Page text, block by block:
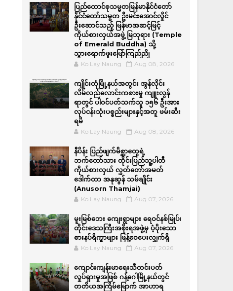
ပြည်ထောင်စုသမ္မတမြန်မာနိုင်ငံတော်
နိုင်ငံတော်သမ္မတ ဦးမင်းအောင်လှိုင်
ဦးဆောင်သည့် မြန်မာအဆင့်မြင့်
ကိုယ်စားလှယ်အဖွဲ့ မြဘုရား (Temple
of Emerald Buddha) သို့
သွားရောက်ဖူးမြော်ကြည်ညို
Ko Lay Naung Aug 08, 2026
ကျိုင်းတုံမြို့နယ်အတွင်း အွန်လိုင်း
လိမ်လည်လောင်းကစားမှု ကျူးလွန်
ရာတွင် ပါဝင်ပတ်သက်သူ ၁၅၆ ဦးအား
လုပ်ငန်းသုံးပစ္စည်းများနှင့်အတူ ဖမ်းဆီး
ရမိ
Ko Lay Naung Aug 08, 2026
နီပိန်း ပြည်ဖျက်မိစ္ဆာတွေရဲ့
ဘက်တော်သား ထိုင်းပြည်သူ့ပါတီ
ကိုယ်စားလှယ် လွှတ်တော်အမတ်
ဒေါက်တာ အနုဆွန် သမ်ချိုင်း
(Anusorn Thamjai)
Ko Lay Naung Aug 07, 2026
မူးမြစ်ဘေး ကျေးရွာများ ရေဝင်နစ်မြုပ်၊
တိုင်းဒေသကြီးအစိုးရအဖွဲ့မှ ပံ့ပိုးသော
စားနပ်ရိက္ခာများ ဖြန့်ဝေပေးလျှက်ရှိ
Ko Lay Naung Aug 07, 2026
ကျောင်းကျန်းမာရေးသီတင်းပတ်
လှုပ်ရှားမှုအဖြစ် ဂန့်ဂေါမြို့နယ်တွင်
တတိယအကြိမ်မြောက် အာဟာရ